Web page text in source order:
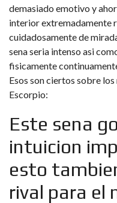
demasiado emotivo y
interior extremadamente
cuidadosamente de
sena seri­a intenso asi­
fisicamente
Esos son ciertos sobre
Escorpio:
Este sena
intuicion
esto
rival para el